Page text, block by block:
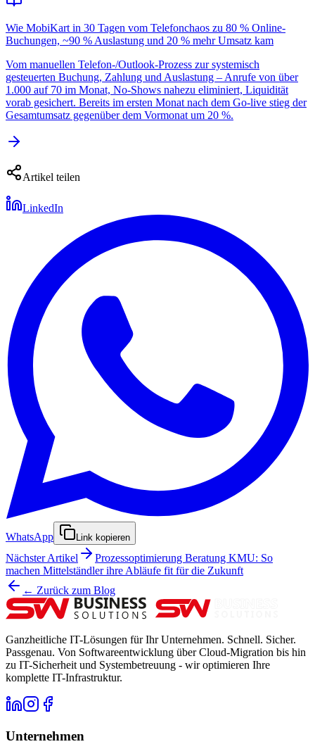
Wie MobiKart in 30 Tagen vom Telefonchaos zu 80 % Online-
Buchungen, ~90 % Auslastung und 20 % mehr Umsatz kam
Vom manuellen Telefon-/Outlook-Prozess zur systemisch
gesteuerten Buchung, Zahlung und Auslastung – Anrufe von über
1.000 auf 70 im Monat, No-Shows nahezu eliminiert, Liquidität
vorab gesichert. Bereits im ersten Monat nach dem Go-live stieg der
Gesamtumsatz gegenüber dem Vormonat um 20 %.
Artikel teilen
LinkedIn
WhatsApp Link kopieren
Nächster Artikel
Prozessoptimierung Beratung KMU: So
machen Mittelständler ihre Abläufe fit für die Zukunft
← Zurück zum Blog
Ganzheitliche IT-Lösungen für Ihr Unternehmen. Schnell. Sicher.
Passgenau. Von Softwareentwicklung über Cloud-Migration bis hin
zu IT-Sicherheit und Systembetreuung - wir optimieren Ihre
komplette IT-Infrastruktur.
Unternehmen